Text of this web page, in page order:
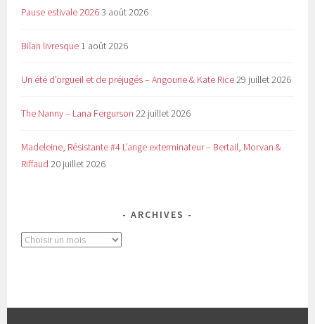
Pause estivale 20263 août 2026
Bilan livresque 1 août 2026
Un été d’orgueil et de préjugés – Angourie & Kate Rice29 juillet 2026
The Nanny – Lana Fergurson 22 juillet 2026
Madeleine, Résistante #4 L’ange exterminateur – Bertail, Morvan &
Riffaud 20 juillet 2026
ARCHIVES
Archives